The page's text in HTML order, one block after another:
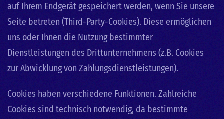
auf Ihrem Endgerät gespeichert werden, wenn Sie unsere
Seite betreten (Third-Party-Cookies). Diese ermöglichen
uns oder Ihnen die Nutzung bestimmter
Dienstleistungen des Drittunternehmens (z.B. Cookies
zur Abwicklung von Zahlungsdienstleistungen).
Cookies haben verschiedene Funktionen. Zahlreiche
Cookies sind technisch notwendig, da bestimmte